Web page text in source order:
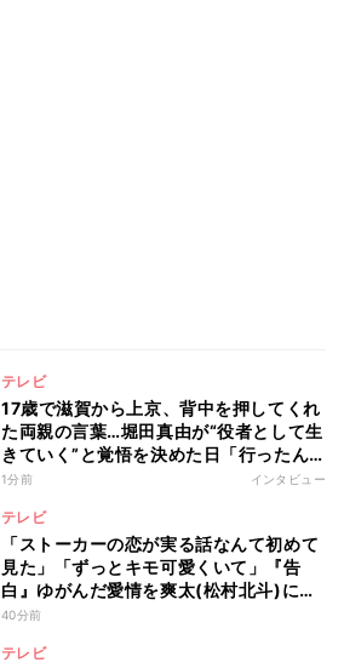
テレビ
17歳で滋賀から上京、背中を押してくれ
た両親の言葉…堀田真由が“役者として生
きていく”と覚悟を決めた日「行ったん
やったら、もう帰られへんな」
1分前 インタビュー
テレビ
「ストーカーの恋が実る話なんて初めて
見た」「ずっとキモ可愛くいて」『告
白』ゆがんだ愛情を爽太(松村北斗)に向
ける視聴者の声
40分前
テレビ